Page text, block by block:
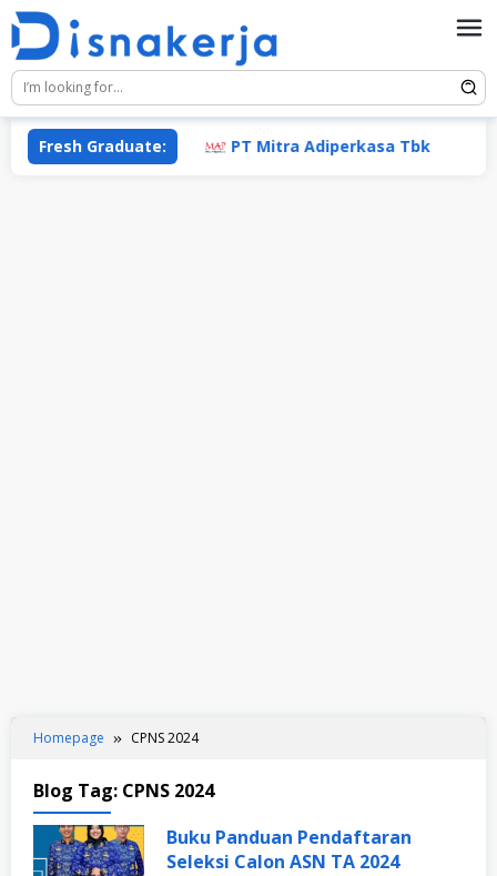
Skip
content
Fresh Graduate: PT Mitra Adiperkasa Tbk
Homepage CPNS 2024
Blog Tag: CPNS 2024
Buku Panduan Pendaftaran
Seleksi Calon ASN TA 2024